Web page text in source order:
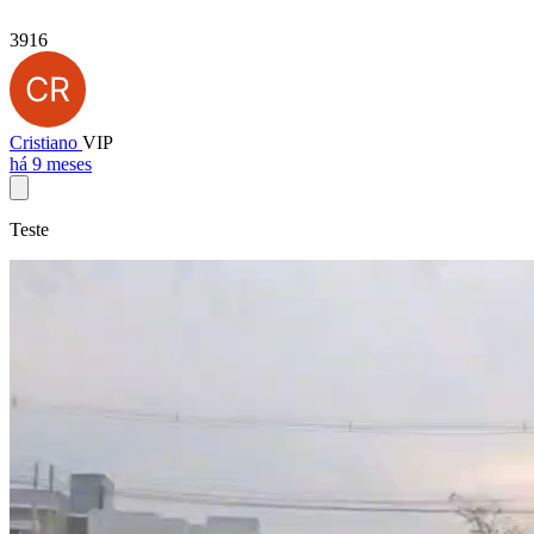
3916
Cristiano VIP
há 9 meses
Teste